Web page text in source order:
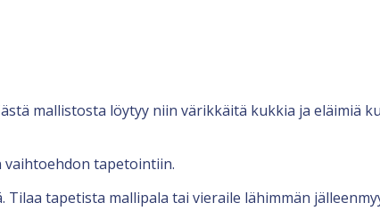
mallistosta löytyy niin värikkäitä kukkia ja eläimiä
vaihtoehdon tapetointiin.
tapetista mallipala tai vieraile lähimmän